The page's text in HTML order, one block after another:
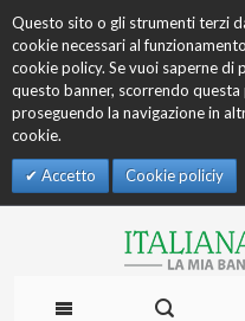
Questo sito o gli strumenti terzi
cookie necessari al
cookie policy. Se vuoi saperne di
questo banner, scorrendo questa
proseguendo la navigazione in
cookie.
Accetto Cookie policiy